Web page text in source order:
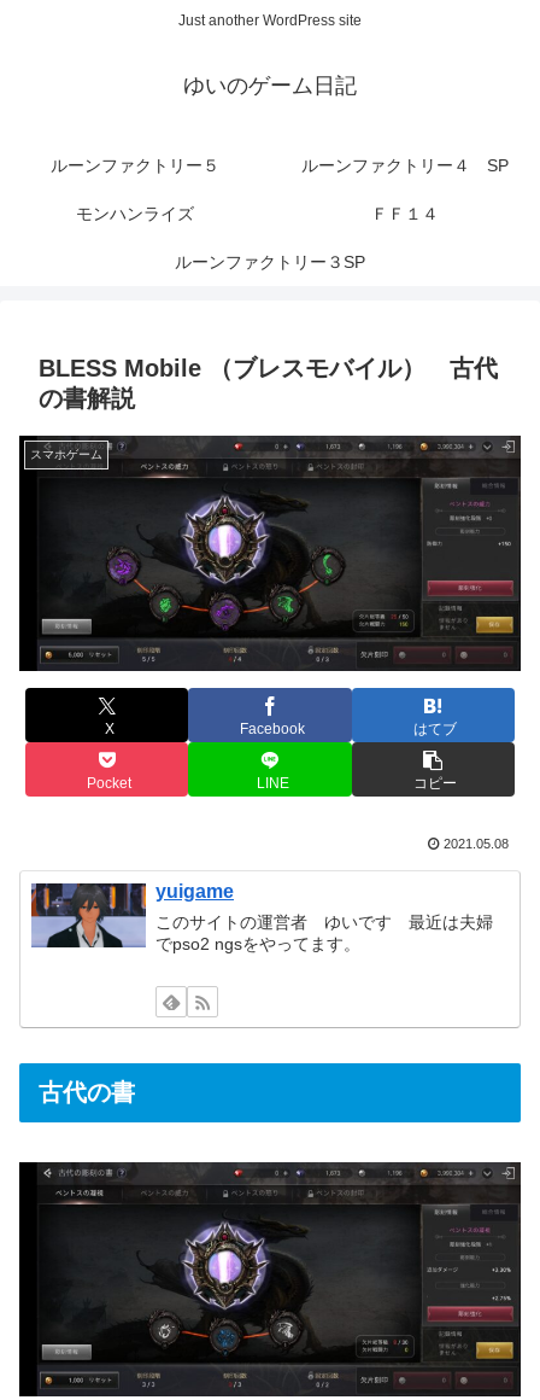
Just another WordPress site
ゆいのゲーム日記
ルーンファクトリー５ ルーンファクトリー４ SP
モンハンライズ ＦＦ１４
ルーンファクトリー３SP
BLESS Mobile （ブレスモバイル） 古代
の書解説
スマホゲーム
X Facebook はてブ
Pocket LINE コピー
2021.05.08
yuigame
このサイトの運営者 ゆいです 最近は夫婦
でpso2 ngsをやってます。
古代の書